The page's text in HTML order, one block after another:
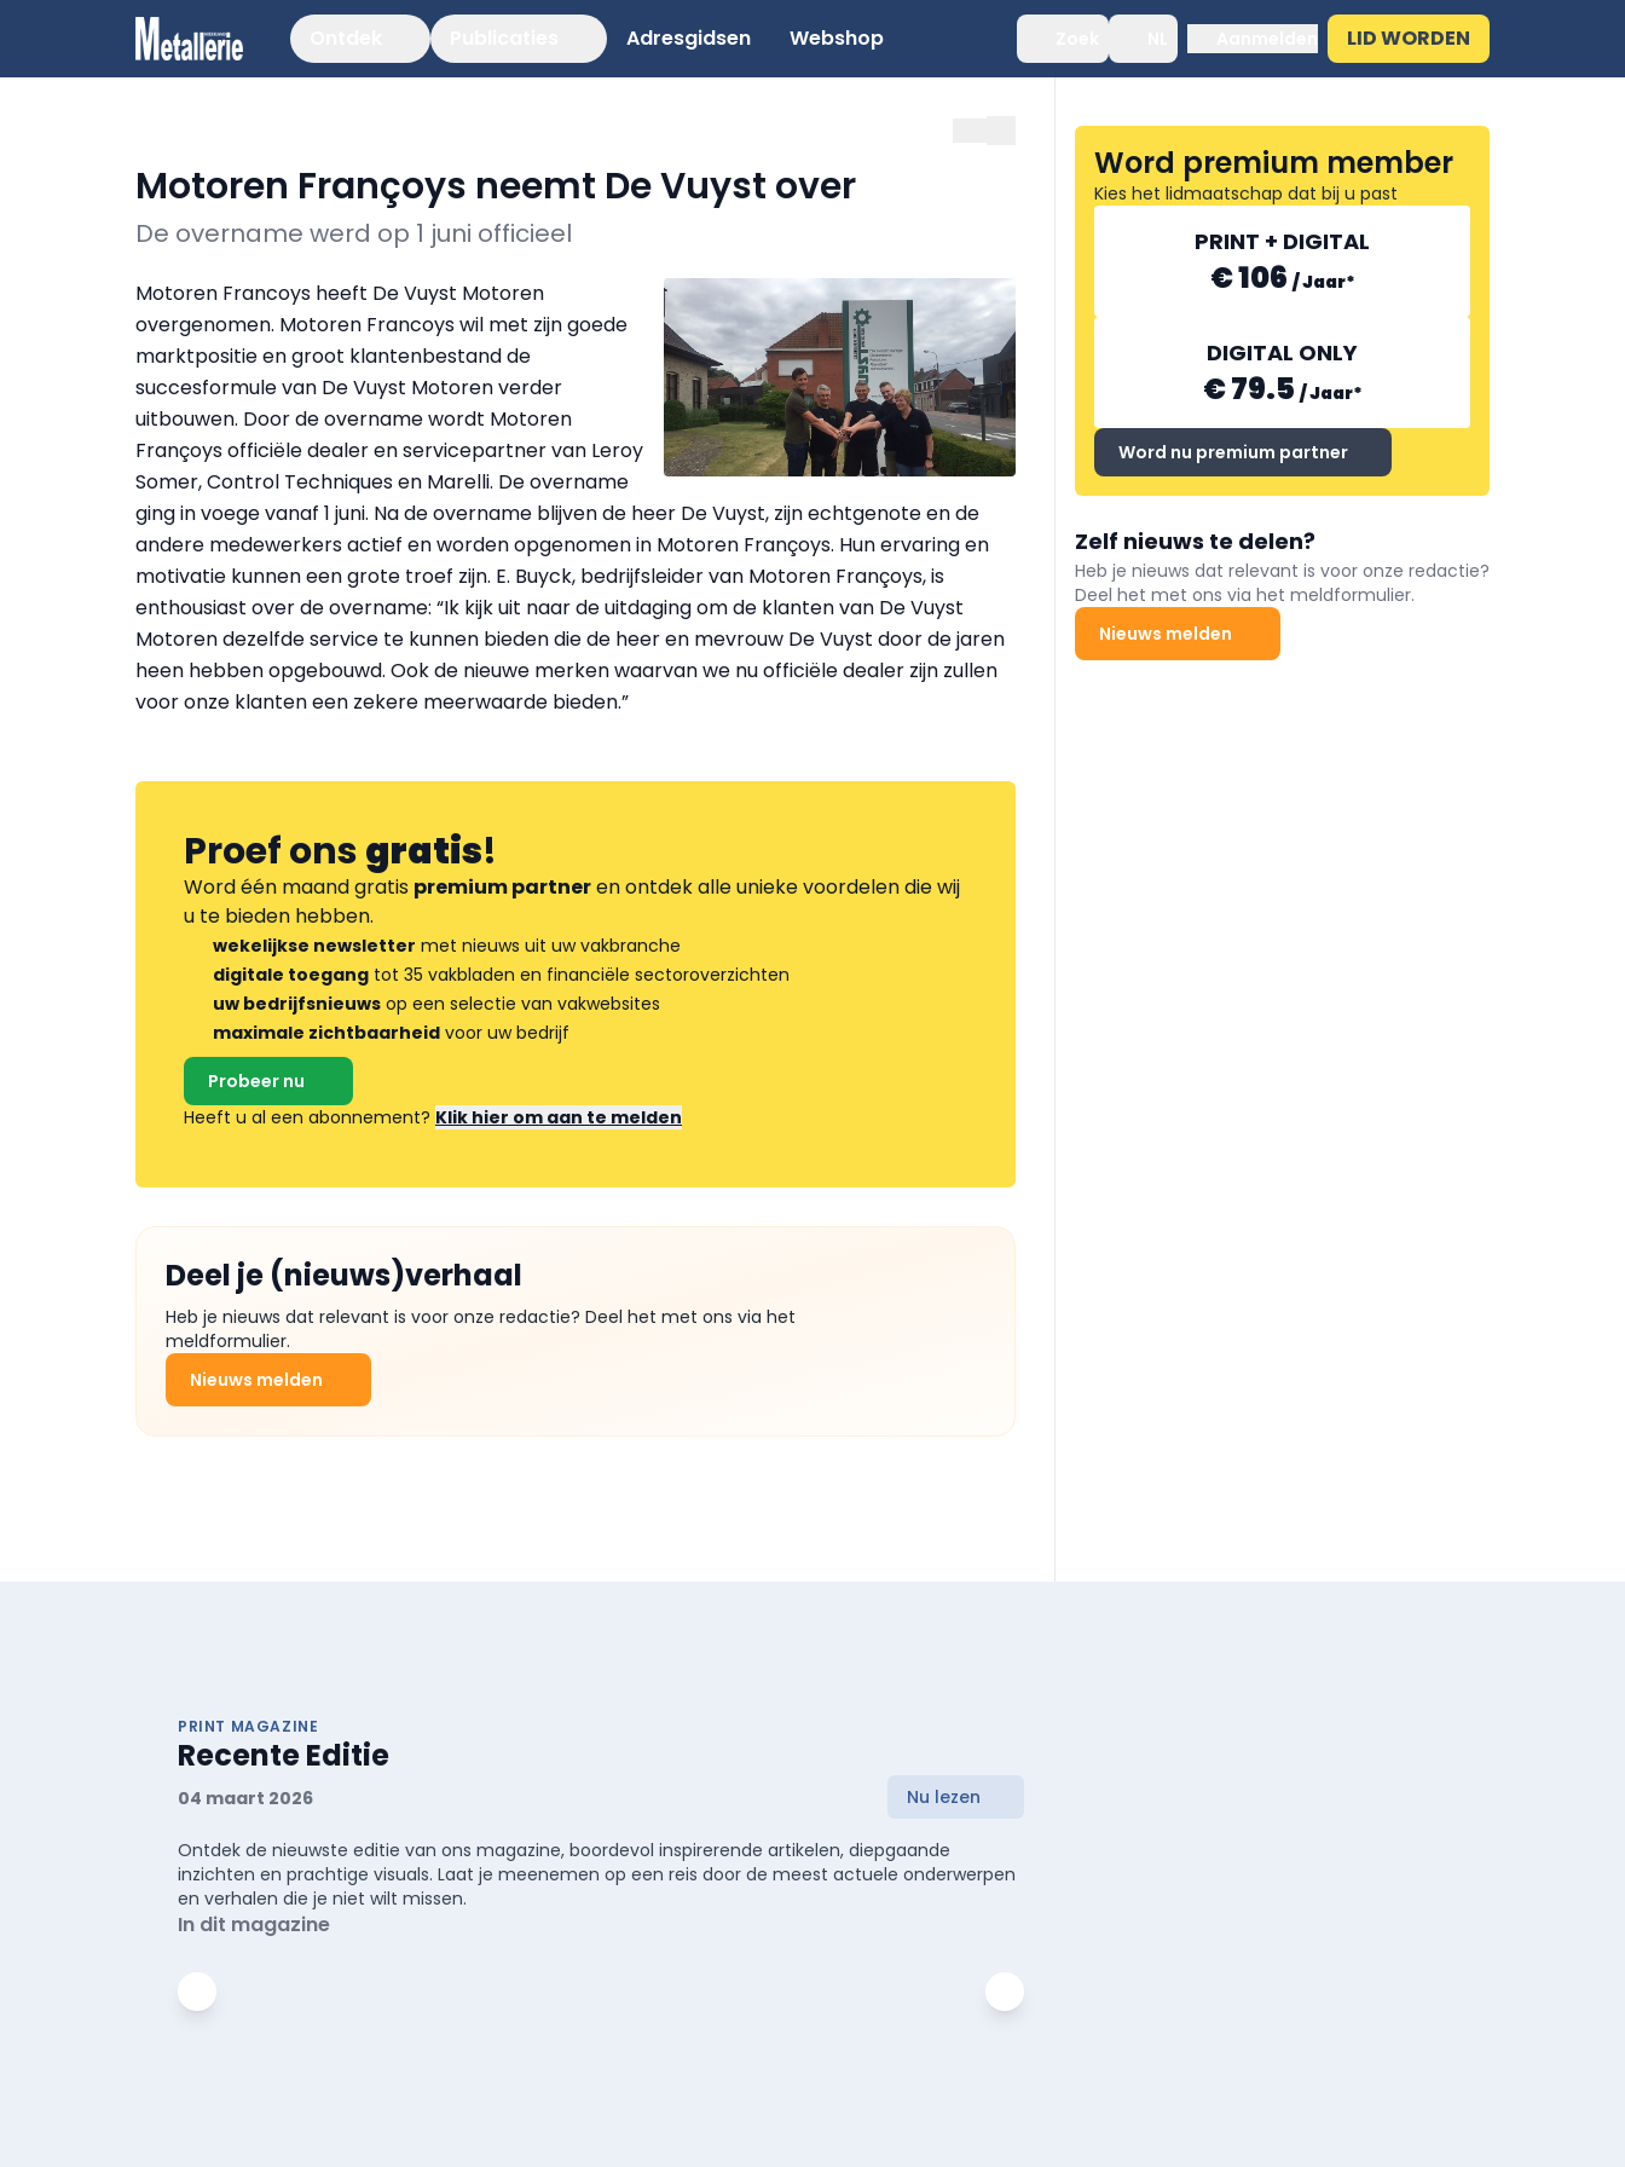
Adresgidsen Webshop LID WORDEN
Motoren Françoys neemt De Vuyst over
De overname werd op 1 juni officieel
Motoren Francoys heeft De Vuyst Motoren
overgenomen. Motoren Francoys wil met zijn goede
marktpositie en groot klantenbestand de
succesformule van De Vuyst Motoren verder
uitbouwen. Door de overname wordt Motoren
Françoys officiële dealer en servicepartner van Leroy
Somer, Control Techniques en Marelli. De overname
ging in voege vanaf 1 juni. Na de overname blijven de heer De Vuyst, zijn echtgenote en de
andere medewerkers actief en worden opgenomen in Motoren Françoys. Hun ervaring en
motivatie kunnen een grote troef zijn. E. Buyck, bedrijfsleider van Motoren Françoys, is
enthousiast over de overname: “Ik kijk uit naar de uitdaging om de klanten van De Vuyst
Motoren dezelfde service te kunnen bieden die de heer en mevrouw De Vuyst door de jaren
heen hebben opgebouwd. Ook de nieuwe merken waarvan we nu officiële dealer zijn zullen
voor onze klanten een zekere meerwaarde bieden.”
Proef onsgratis!
Word één maand gratis premium partneren ontdek alle unieke voordelen die wij
u te bieden hebben.
wekelijkse newsletter met nieuws uit uw vakbranche
digitale toegang tot 35 vakbladen en financiële sectoroverzichten
uw bedrijfsnieuws op een selectie van vakwebsites
maximale zichtbaarheid voor uw bedrijf
Probeer nu
Heeft u al een abonnement? Klik hier om aan te melden
Deel je (nieuws)verhaal
Heb je nieuws dat relevant is voor onze redactie? Deel het met ons via het
meldformulier.
Nieuws melden
Word premium member
Kies het lidmaatschap dat bij u past
PRINT + DIGITAL
€ 106 /Jaar*
DIGITAL ONLY
€ 79.5 /Jaar*
Word nu premium partner
Zelf nieuws te delen?
Heb je nieuws dat relevant is voor onze redactie?
Deel het met ons via het meldformulier.
Nieuws melden
PRINT MAGAZINE
Recente Editie
04 maart 2026 Nu lezen
Ontdek de nieuwste editie van ons magazine, boordevol inspirerende artikelen, diepgaande
inzichten en prachtige visuals. Laat je meenemen op een reis door de meest actuele onderwerpen
en verhalen die je niet wilt missen.
In dit magazine